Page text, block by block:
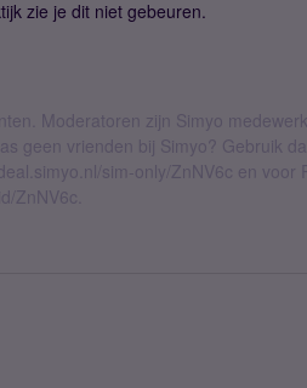
zie je dit niet gebeuren.
Moderatoren zijn Simyo
geen vrienden bij Simyo? Gebruik
sim-only/ZnNV6c en voor
ZnNV6c.